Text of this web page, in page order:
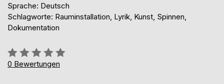
Sprache: Deutsch
Schlagworte: Rauminstallation, Lyrik, Kunst, Spinnen,
Dokumentation
Bewertung::
0%
0 Bewertungen